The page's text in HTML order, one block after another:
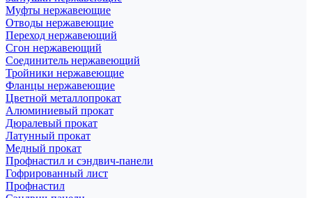
Муфты нержавеющие
Отводы нержавеющие
Переход нержавеющий
Сгон нержавеющий
Соединитель нержавеющий
Тройники нержавеющие
Фланцы нержавеющие
Цветной металлопрокат
Алюминиевый прокат
Дюралевый прокат
Латунный прокат
Медный прокат
Профнастил и сэндвич-панели
Гофрированный лист
Профнастил